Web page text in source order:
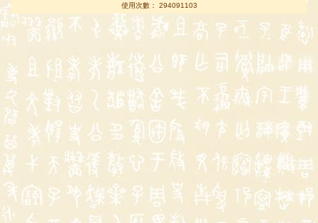
使用次數： 294091103